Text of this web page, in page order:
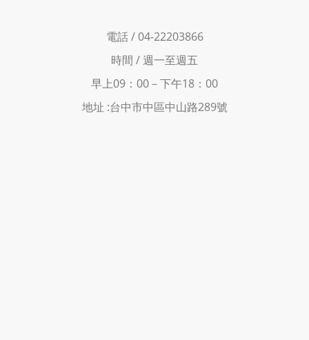
電話 / 04-22203866
時間 /週一至週五
早上09：00－下午18：00
地址 :台中市中區中山路289號